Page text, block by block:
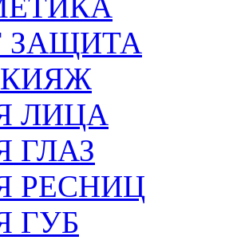
ЗАЩИТА
ЛИЦА
ГЛАЗ
РЕСНИЦ
ГУБ